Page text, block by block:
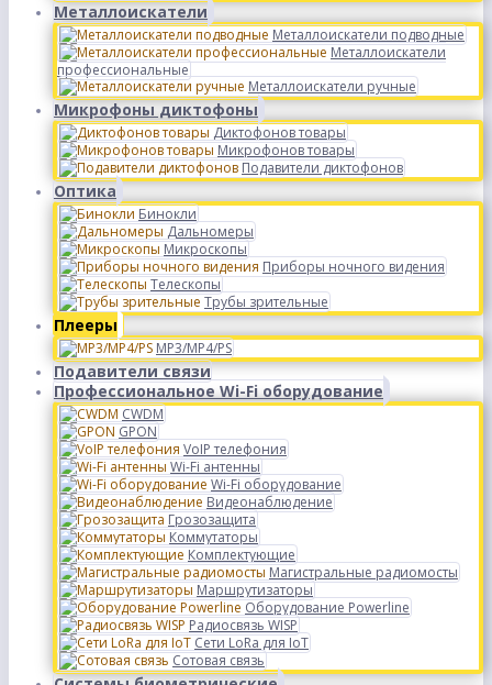
Металлоискатели
Металлоискатели подводные
Металлоискатели
профессиональные
Металлоискатели ручные
Микрофоны диктофоны
Диктофонов товары
Микрофонов товары
Подавители диктофонов
Оптика
Бинокли
Дальномеры
Микроскопы
Приборы ночного видения
Телескопы
Трубы зрительные
Плееры
MP3/MP4/PS
Подавители связи
Профессиональное Wi-Fi оборудование
CWDM
GPON
VoIP телефония
Wi-Fi антенны
Wi-Fi оборудование
Видеонаблюдение
Грозозащита
Коммутаторы
Комплектующие
Магистральные радиомосты
Маршрутизаторы
Оборудование Powerline
Радиосвязь WISP
Сети LoRa для IoT
Сотовая связь